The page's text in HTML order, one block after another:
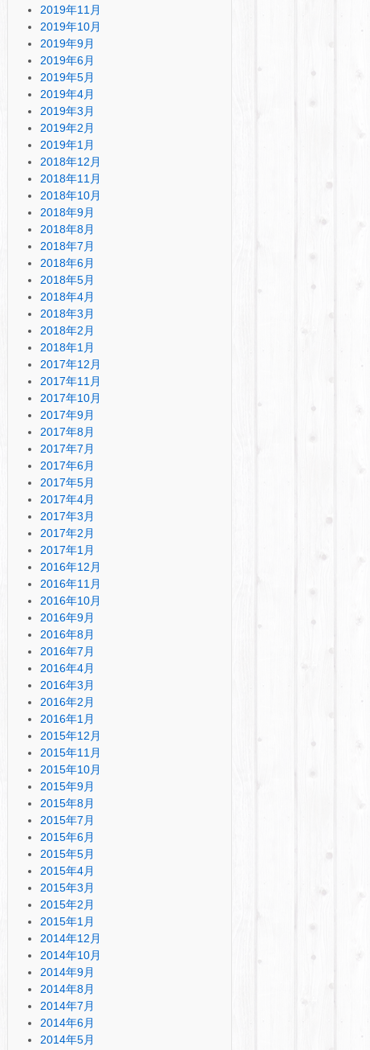
2019年11月
2019年10月
2019年9月
2019年6月
2019年5月
2019年4月
2019年3月
2019年2月
2019年1月
2018年12月
2018年11月
2018年10月
2018年9月
2018年8月
2018年7月
2018年6月
2018年5月
2018年4月
2018年3月
2018年2月
2018年1月
2017年12月
2017年11月
2017年10月
2017年9月
2017年8月
2017年7月
2017年6月
2017年5月
2017年4月
2017年3月
2017年2月
2017年1月
2016年12月
2016年11月
2016年10月
2016年9月
2016年8月
2016年7月
2016年4月
2016年3月
2016年2月
2016年1月
2015年12月
2015年11月
2015年10月
2015年9月
2015年8月
2015年7月
2015年6月
2015年5月
2015年4月
2015年3月
2015年2月
2015年1月
2014年12月
2014年10月
2014年9月
2014年8月
2014年7月
2014年6月
2014年5月